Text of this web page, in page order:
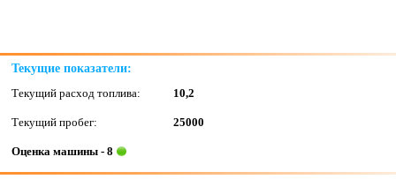
Текущие показатели:
Текущий расход топлива:
10,2
Текущий пробег: 25000
Оценка машины - 8